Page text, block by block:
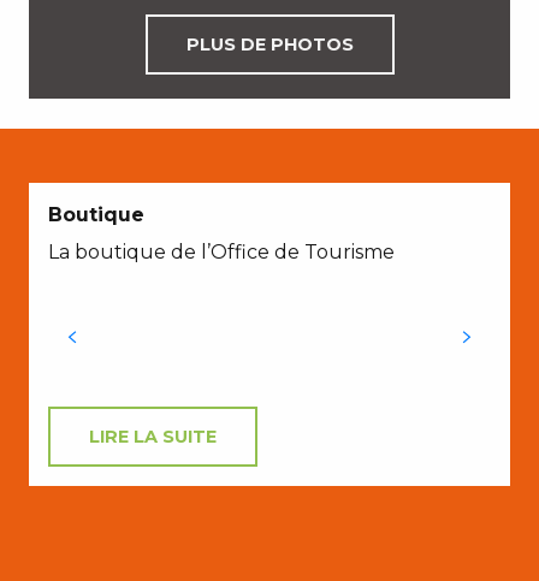
PLUS DE PHOTOS
Boutique
La boutique de l’Office de Tourisme
LIRE LA SUITE